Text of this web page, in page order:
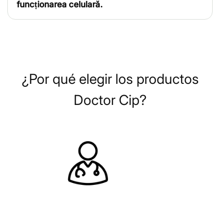
funcționarea celulară.
¿Por qué elegir los productos
Doctor Cip?